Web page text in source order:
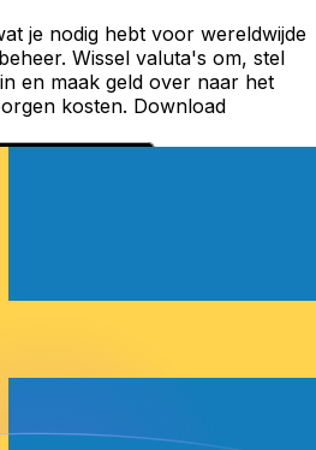
je nodig hebt voor wereldwijde
Wissel valuta's om, stel
en maak geld over naar het
kosten. Download